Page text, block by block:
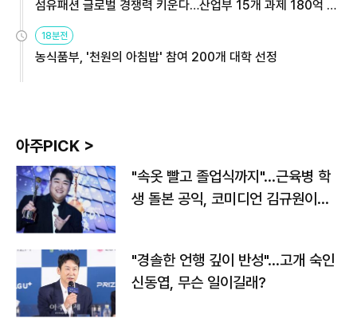
섬유패션 글로벌 경쟁력 키운다…산업부 15개 과제 180억 지
18분전
농식품부, '천원의 아침밥' 참여 200개 대학 선정
아주PICK >
"속옷 빨고 졸업식까지"…근육병 학
생 돌본 공익, 코미디언 김규원이었
"경솔한 언행 깊이 반성"…고개 숙인
신동엽, 무슨 일이길래?